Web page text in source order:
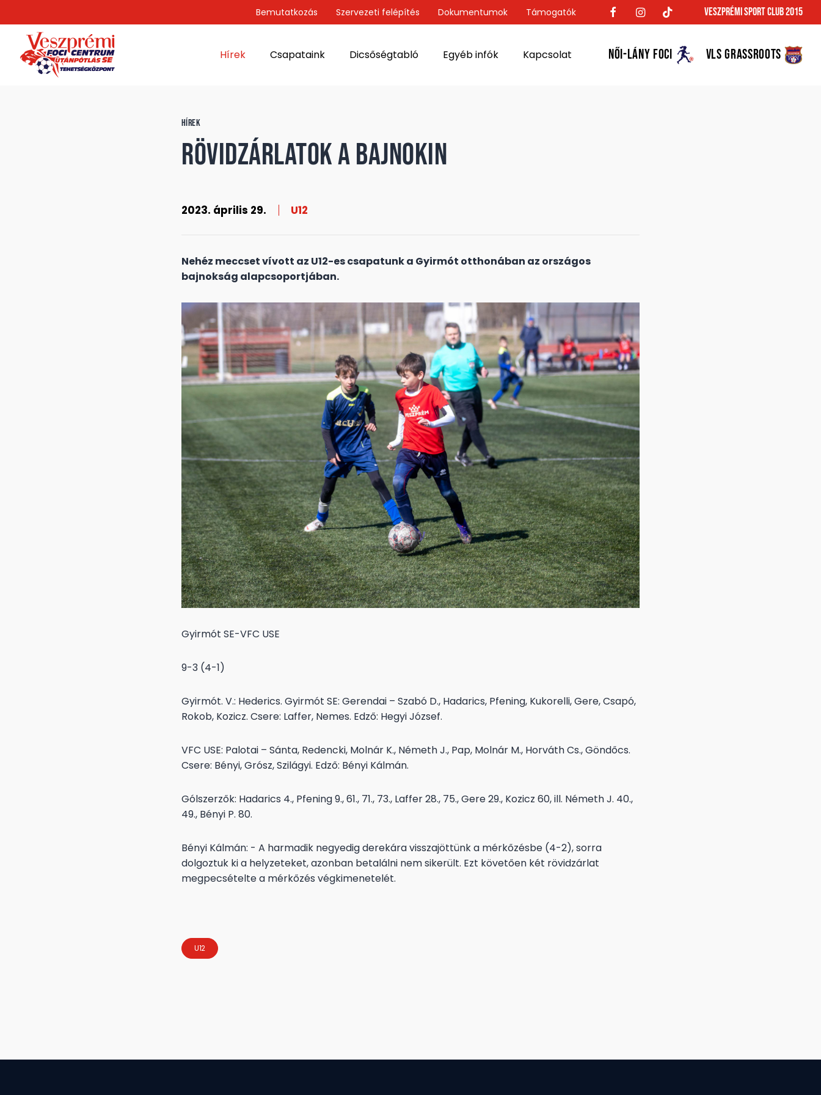
Bemutatkozás Szervezeti felépítés Dokumentumok Támogatók Veszprémi Sport Club 2015
NŐI-LÁNY FOCI VLS GRASSROOTS
Hírek Csapataink Dicsőségtabló Egyéb infók Kapcsolat
HÍREK
Rövidzárlatok a bajnokin
2023. április 29. U12
Nehéz meccset vívott az U12-es csapatunk a Gyirmót otthonában az országos
bajnokság alapcsoportjában.
Gyirmót SE-VFC USE
9-3 (4-1)
Gyirmót. V.: Hederics. Gyirmót SE: Gerendai – Szabó D., Hadarics, Pfening, Kukorelli, Gere, Csapó,
Rokob, Kozicz. Csere: Laffer, Nemes. Edző: Hegyi József.
VFC USE: Palotai – Sánta, Redencki, Molnár K., Németh J., Pap, Molnár M., Horváth Cs., Göndőcs.
Csere: Bényi, Grósz, Szilágyi. Edző: Bényi Kálmán.
Gólszerzők: Hadarics 4., Pfening 9., 61., 71., 73., Laffer 28., 75., Gere 29., Kozicz 60, ill. Németh J. 40.,
49., Bényi P. 80.
Bényi Kálmán: - A harmadik negyedig derekára visszajöttünk a mérkőzésbe (4-2), sorra
dolgoztuk ki a helyzeteket, azonban betalálni nem sikerült. Ezt követően két rövidzárlat
megpecsételte a mérkőzés végkimenetelét.
U12